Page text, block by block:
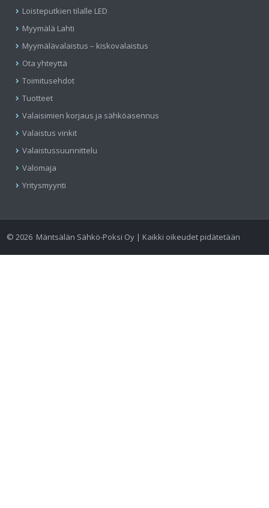
Loisteputkien tilalle LED
Myymälä Lahti
Myymälävalaistus – kiskovalaistus
Ota yhteyttä
Toimitusehdot
Tuotteet
Valaisimien korjaus ja sähköasennus
Valaistus vinkit
Valaistussuunnittelu
Valomaja
Yritysmyynti
©2026 Mäntsälän Sähkö-Poksi Oy | Kaikki oikeudet pidätetään